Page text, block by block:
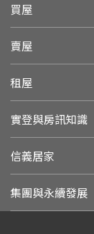
買屋
賣屋
租屋
實登與房訊知識
信義居家
集團與永續發展